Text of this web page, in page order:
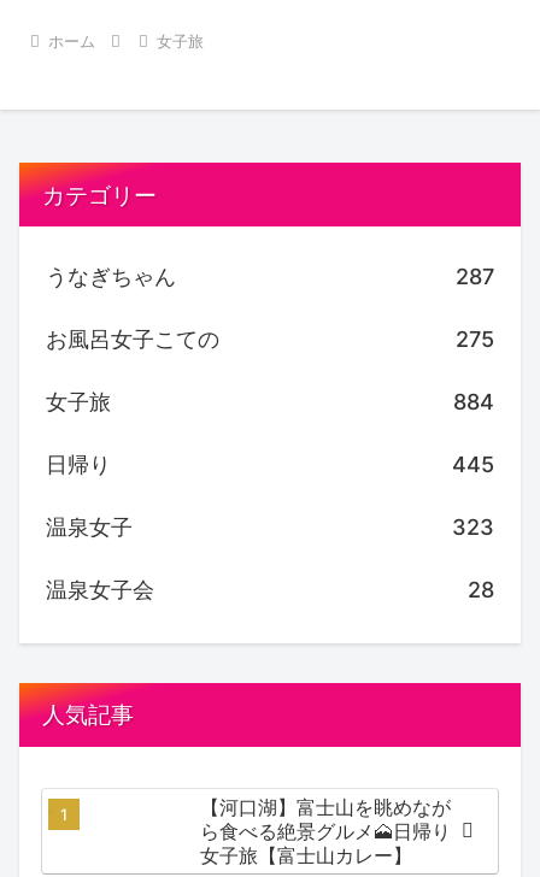
ホーム 女子旅
カテゴリー
うなぎちゃん 287
お風呂女子こての 275
女子旅 884
日帰り 445
温泉女子 323
温泉女子会 28
人気記事
【河口湖】富士山を眺めなが
ら食べる絶景グルメ🗻日帰り
女子旅【富士山カレー】